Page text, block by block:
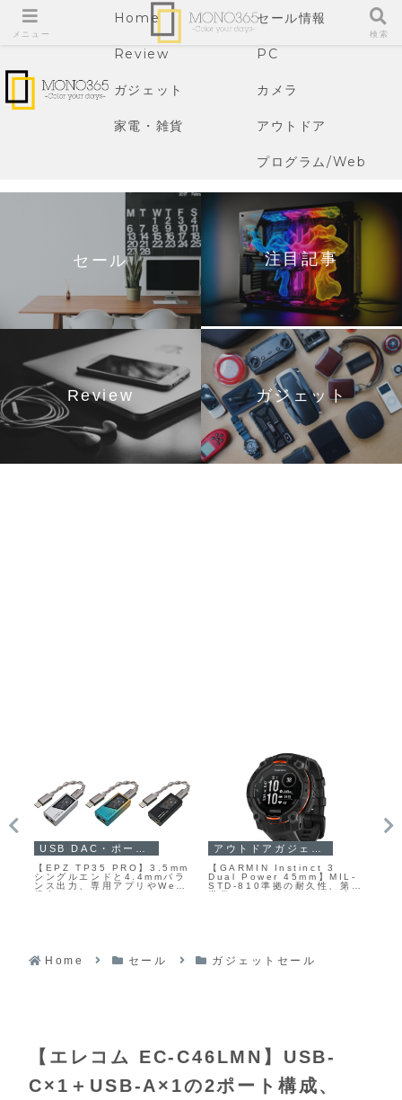
Home セール情報
Review PC
ガジェット カメラ
家電・雑貨 アウトドア
プログラム/Web
セール 注目記事
Review ガジェット
PCセール
【ASUS TUF Gaming
VG27AQ5A】27型WQHD解
像度のFast IPSパネルを採用
し、最大210Hzの高リフレッ
家電
サンコー【クランプ式CPU吊
り下げホルダー】デスク天板
に穴を開けることなくクラン
プで固定し、PC本体をデスク
Home セール ガジェットセール
【エレコム EC-C46LMN】USB-
C×1＋USB-A×1の2ポート構成、
メニュー 検索